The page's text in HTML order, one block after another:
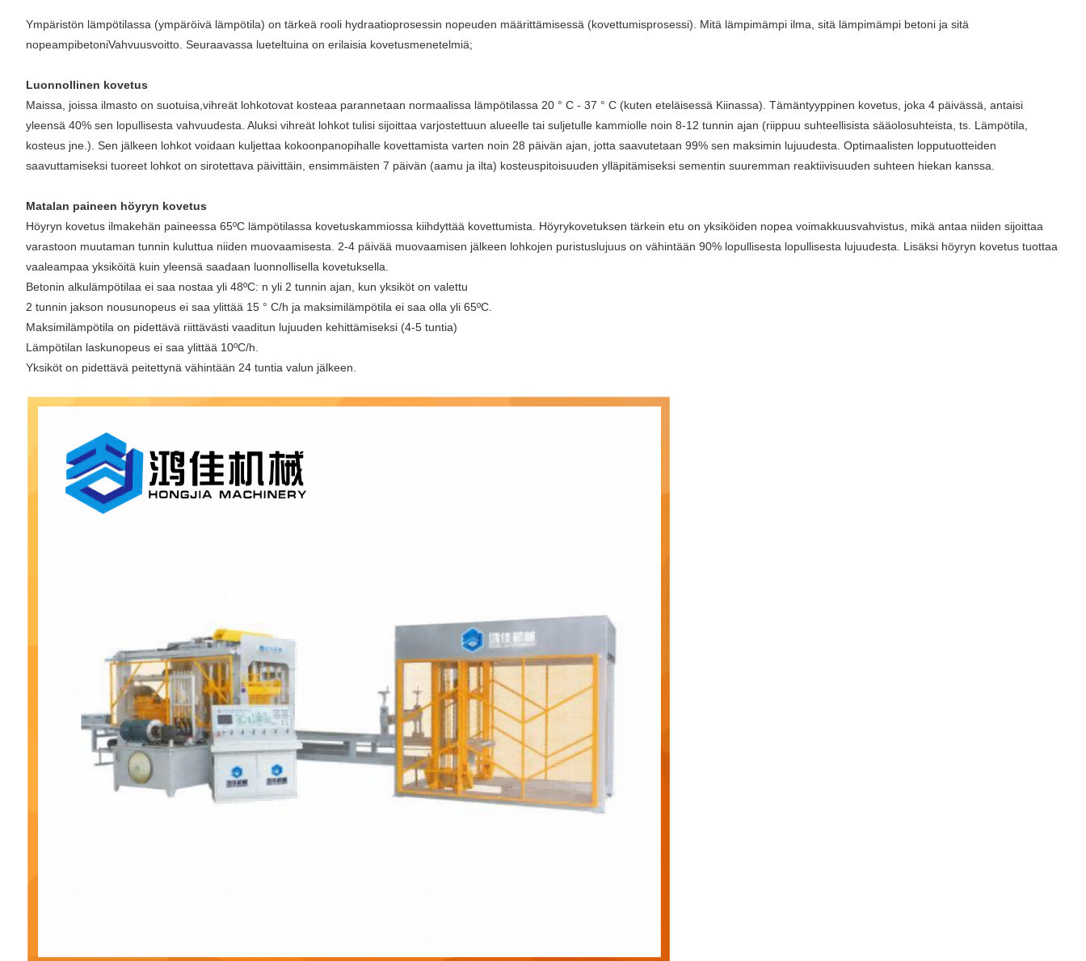
Ympäristön lämpötilassa (ympäröivä lämpötila) on tärkeä rooli hydraatioprosessin nopeuden määrittämisessä (kovettumisprosessi). Mitä lämpimämpi ilma, sitä lämpimämpi betoni ja sitä
nopeampibetoniVahvuusvoitto. Seuraavassa lueteltuina on erilaisia ​​kovetusmenetelmiä;
Luonnollinen kovetus
Maissa, joissa ilmasto on suotuisa, vihreät lohkotovat kosteaa parannetaan normaalissa lämpötilassa 20 ° C - 37 ° C (kuten eteläisessä Kiinassa). Tämäntyyppinen kovetus, joka 4 päivässä, antaisi
yleensä 40% sen lopullisesta vahvuudesta. Aluksi vihreät lohkot tulisi sijoittaa varjostettuun alueelle tai suljetulle kammiolle noin 8-12 tunnin ajan (riippuu suhteellisista sääolosuhteista, ts. Lämpötila,
kosteus jne.). Sen jälkeen lohkot voidaan kuljettaa kokoonpanopihalle kovettamista varten noin 28 päivän ajan, jotta saavutetaan 99% sen maksimin lujuudesta. Optimaalisten lopputuotteiden
saavuttamiseksi tuoreet lohkot on sirotettava päivittäin, ensimmäisten 7 päivän (aamu ja ilta) kosteuspitoisuuden ylläpitämiseksi sementin suuremman reaktiivisuuden suhteen hiekan kanssa.
Matalan paineen höyryn kovetus
Höyryn kovetus ilmakehän paineessa 65ºC lämpötilassa kovetuskammiossa kiihdyttää kovettumista. Höyrykovetuksen tärkein etu on yksiköiden nopea voimakkuusvahvistus, mikä antaa niiden sijoittaa
varastoon muutaman tunnin kuluttua niiden muovaamisesta. 2-4 päivää muovaamisen jälkeen lohkojen puristuslujuus on vähintään 90% lopullisesta lopullisesta lujuudesta. Lisäksi höyryn kovetus tuottaa
vaaleampaa yksiköitä kuin yleensä saadaan luonnollisella kovetuksella.
Betonin alkulämpötilaa ei saa nostaa yli 48ºC: n yli 2 tunnin ajan, kun yksiköt on valettu
2 tunnin jakson nousunopeus ei saa ylittää 15 ° C/h ja maksimilämpötila ei saa olla yli 65ºC.
Maksimilämpötila on pidettävä riittävästi vaaditun lujuuden kehittämiseksi (4-5 tuntia)
Lämpötilan laskunopeus ei saa ylittää 10ºC/h.
Yksiköt on pidettävä peitettynä vähintään 24 tuntia valun jälkeen.